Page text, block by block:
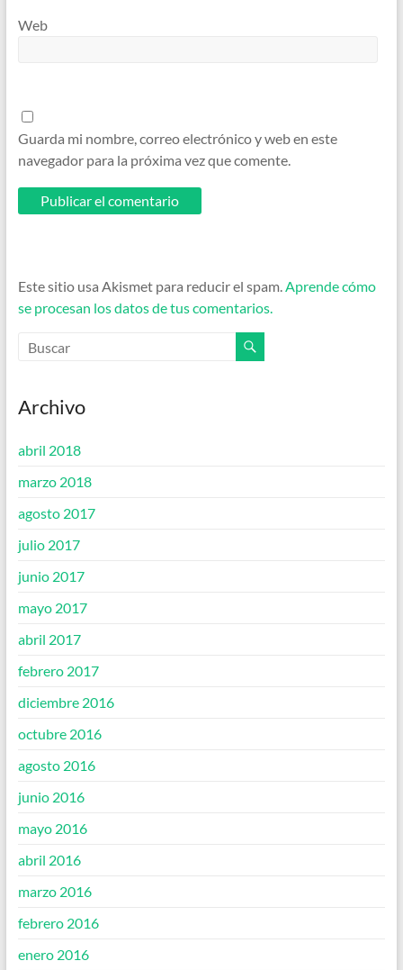
Web
Guarda mi nombre, correo electrónico y web en este
navegador para la próxima vez que comente.
Este sitio usa Akismet para reducir el spam.Aprende cómo
se procesan los datos de tus comentarios.
Archivo
abril 2018
marzo 2018
agosto 2017
julio 2017
junio 2017
mayo 2017
abril 2017
febrero 2017
diciembre 2016
octubre 2016
agosto 2016
junio 2016
mayo 2016
abril 2016
marzo 2016
febrero 2016
enero 2016